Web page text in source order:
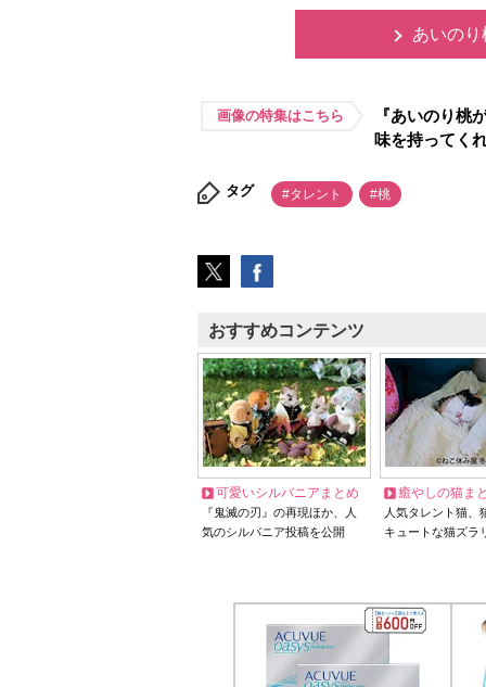
あいの
画像の特集はこちら
『あいのり桃
味を持ってく
タグ #タレント #桃
おすすめコンテンツ
可愛いシルバニアまとめ
『鬼滅の刃』の再現ほか、人
気のシルバニア投稿を公開
癒やしの猫ま
人気タレント猫
キュートな猫ズラ